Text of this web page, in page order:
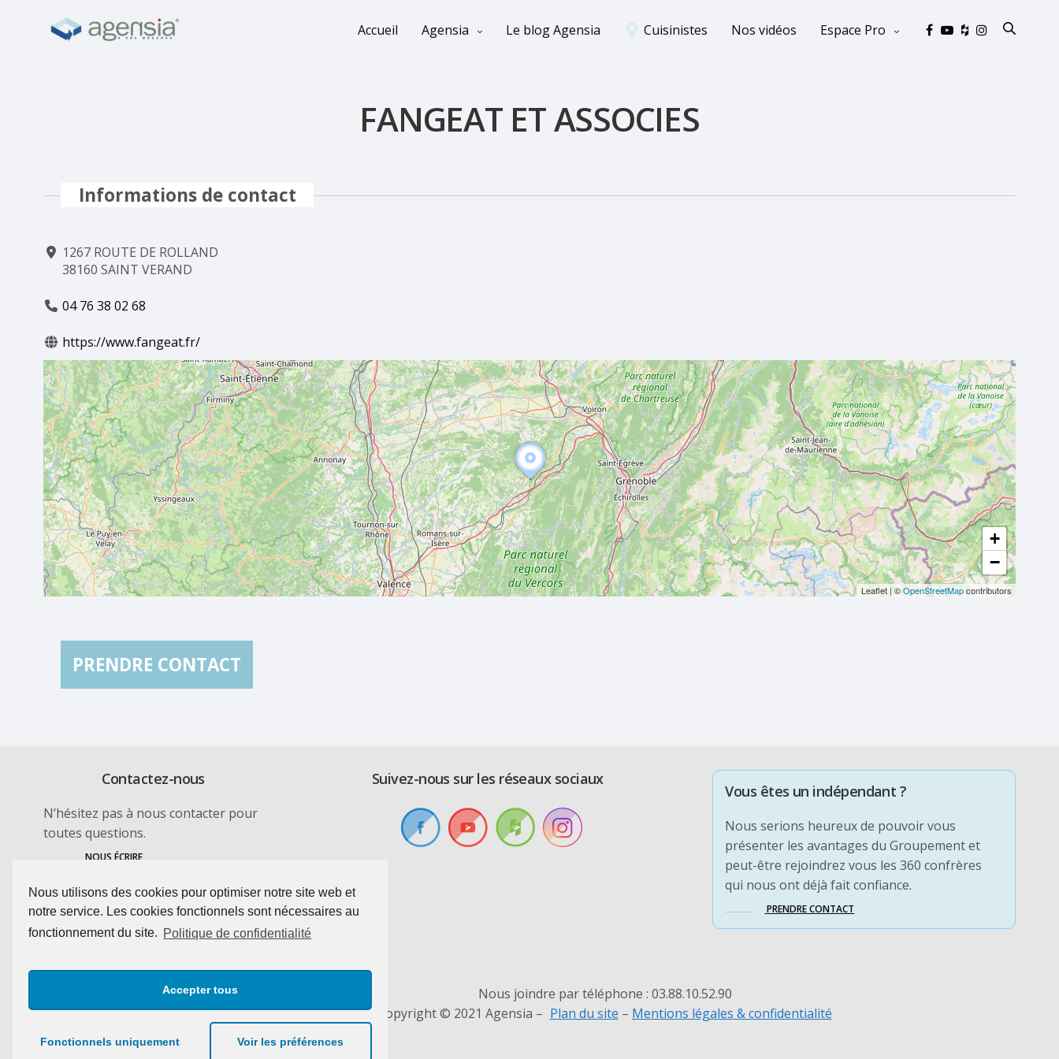
Accueil Agensia Le blog Agensia Cuisinistes Nos vidéos Espace Pro
FANGEAT ET ASSOCIES
Informations de contact
1267 ROUTE DE ROLLAND
38160 SAINT VERAND
04 76 38 02 68
https://www.fangeat.fr/
+
−
Leaflet| ©OpenStreetMapcontributors
PRENDRE CONTACT
Contactez-nous
N’hésitez pas à nous contacter pour
toutes questions.
NOUS ÉCRIRE
Suivez-nous sur les réseaux sociaux
Vous êtes un indépendant ?
Nous serions heureux de pouvoir vous
présenter les avantages du Groupement et
peut-être rejoindrez vous les 360 confrères
qui nous ont déjà fait confiance.
PRENDRE CONTACT
Nous joindre par téléphone : 03.88.10.52.90
Copyright © 2021 Agensia – Plan du site – Mentions légales & confidentialité
Nous utilisons des cookies pour optimiser notre site web et
notre service. Les cookies fonctionnels sont nécessaires au
fonctionnement du site. Politique de confidentialité
Accepter tous
Fonctionnels uniquement Voir les préférences